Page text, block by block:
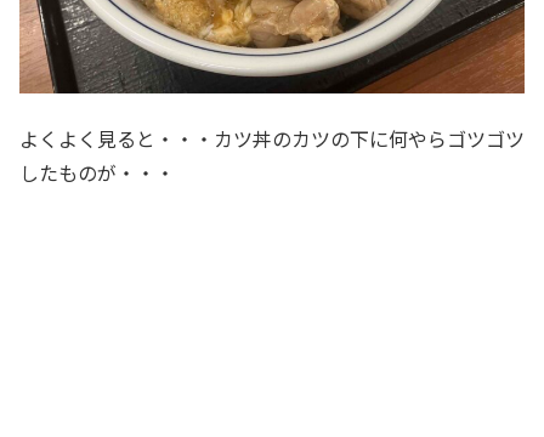
よくよく見ると・・・カツ丼のカツの下に何やらゴツゴツ
したものが・・・